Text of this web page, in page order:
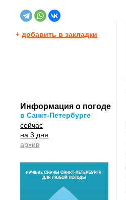
+добавить в закладки
Информация о погоде
в Санкт-Петербурге
сейчас
на 3 дня
архив